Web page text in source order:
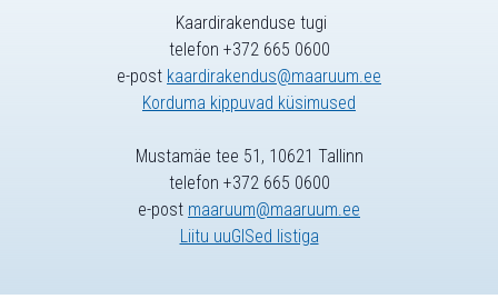
Kaardirakenduse tugi
telefon +372 665 0600
e-post kaardirakendus@maaruum.ee
Korduma kippuvad küsimused
Mustamäe tee 51, 10621 Tallinn
telefon +372 665 0600
e-post maaruum@maaruum.ee
Liitu uuGISed listiga